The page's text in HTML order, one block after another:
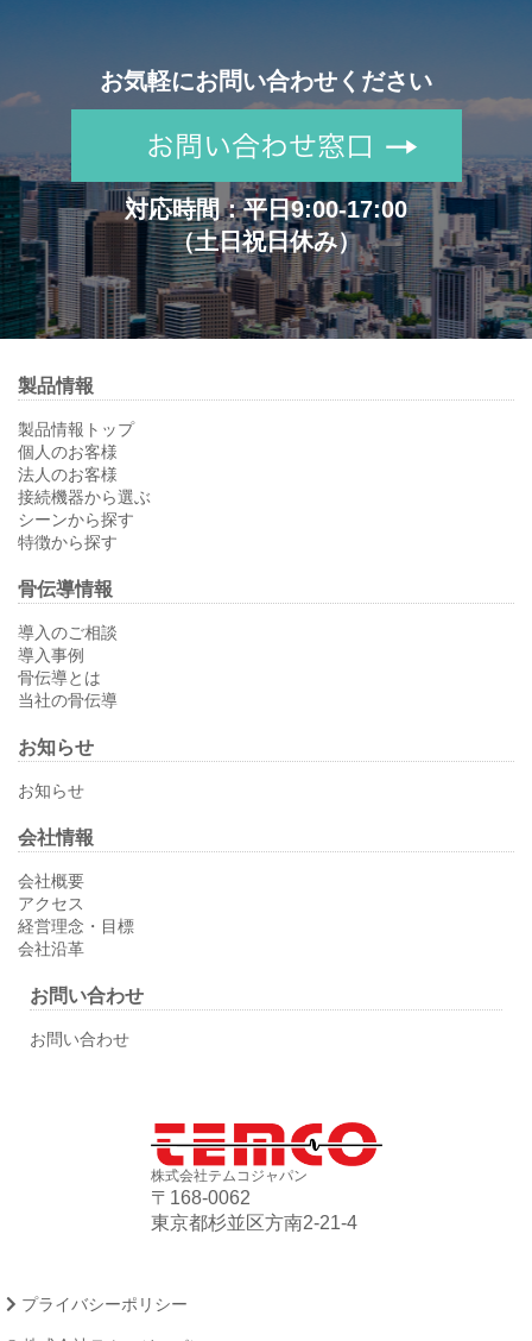
お気軽にお問い合わせください
対応時間：平日9:00-17:00
（土日祝日休み）
製品情報
製品情報トップ
個人のお客様
法人のお客様
接続機器から選ぶ
シーンから探す
特徴から探す
骨伝導情報
導入のご相談
導入事例
骨伝導とは
当社の骨伝導
お知らせ
お知らせ
会社情報
会社概要
アクセス
経営理念・目標
会社沿革
お問い合わせ
お問い合わせ
株式会社テムコジャパン
〒168-0062
東京都杉並区方南2-21-4
プライバシーポリシー